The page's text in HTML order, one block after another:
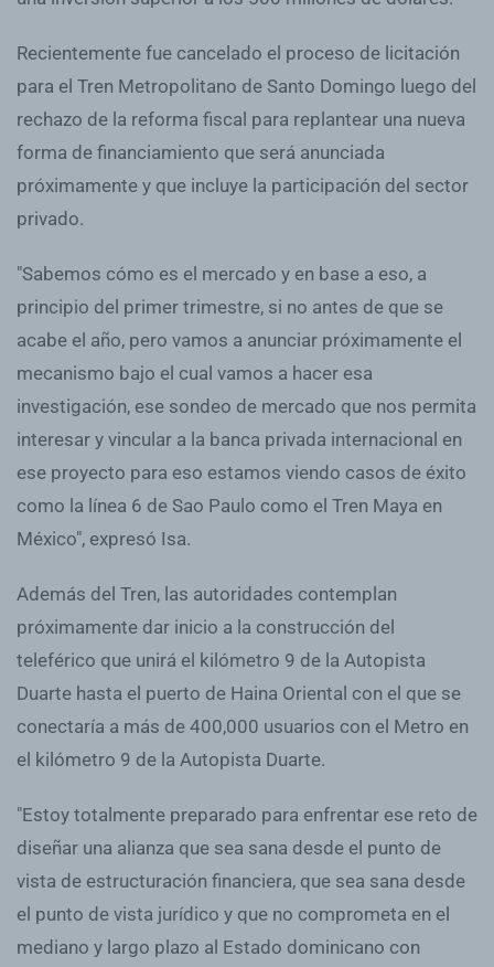
Recientemente fue cancelado el proceso de licitación
para el Tren Metropolitano de Santo Domingo luego del
rechazo de la reforma fiscal para replantear una nueva
forma de financiamiento que será anunciada
próximamente y que incluye la participación del sector
privado.
"Sabemos cómo es el mercado y en base a eso, a
principio del primer trimestre, si no antes de que se
acabe el año, pero vamos a anunciar próximamente el
mecanismo bajo el cual vamos a hacer esa
investigación, ese sondeo de mercado que nos permita
interesar y vincular a la banca privada internacional en
ese proyecto para eso estamos viendo casos de éxito
como la línea 6 de Sao Paulo como el Tren Maya en
México", expresó Isa.
Además del Tren, las autoridades contemplan
próximamente dar inicio a la construcción del
teleférico que unirá el kilómetro 9 de la Autopista
Duarte hasta el puerto de Haina Oriental con el que se
conectaría a más de 400,000 usuarios con el Metro en
el kilómetro 9 de la Autopista Duarte.
"Estoy totalmente preparado para enfrentar ese reto de
diseñar una alianza que sea sana desde el punto de
vista de estructuración financiera, que sea sana desde
el punto de vista jurídico y que no comprometa en el
mediano y largo plazo al Estado dominicano con